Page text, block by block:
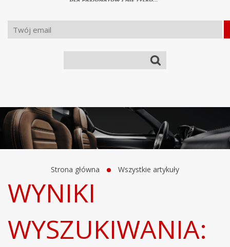
Strona główna Wszystkie artykuły
WYNIKI
WYSZUKIWANIA: